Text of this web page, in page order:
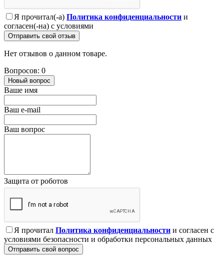
Я прочитал(-а) Политика конфиденциальности и
согласен(-на) с условиями
Отправить свой отзыв
Нет отзывов о данном товаре.
Вопросов: 0
Новый вопрос
Ваше имя
Ваш e-mail
Ваш вопрос
Защита от роботов
Я прочитал Политика конфиденциальности и согласен с
условиями безопасности и обработки персональных данных
Отправить свой вопрос